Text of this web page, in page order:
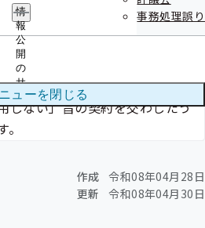
情
報
公
開
の
サ
ブ
メ
事務処理誤り
ューを閉じる
託健診機関に協会けんぽが保有す
が、協会けんぽ兵庫支部と委
遂行上必要な範囲に限り使用
しない」旨の契約を交わしたう
作成
令和08年04月28日
更新
令和08年04月30日